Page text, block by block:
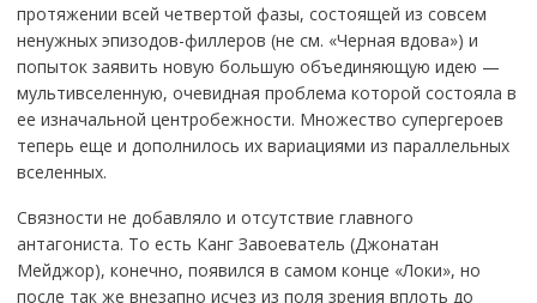
протяжении всей четвертой фазы, состоящей из совсем
ненужных эпизодов-филлеров (не см. «Черная вдова») и
попыток заявить новую большую объединяющую идею —
мультивселенную, очевидная проблема которой состояла в
ее изначальной центробежности. Множество супергероев
теперь еще и дополнилось их вариациями из параллельных
вселенных.
Связности не добавляло и отсутствие главного
антагониста. То есть Канг Завоеватель (Джонатан
Мейджор), конечно, появился в самом конце «Локи», но
после так же внезапно исчез из поля зрения вплоть до